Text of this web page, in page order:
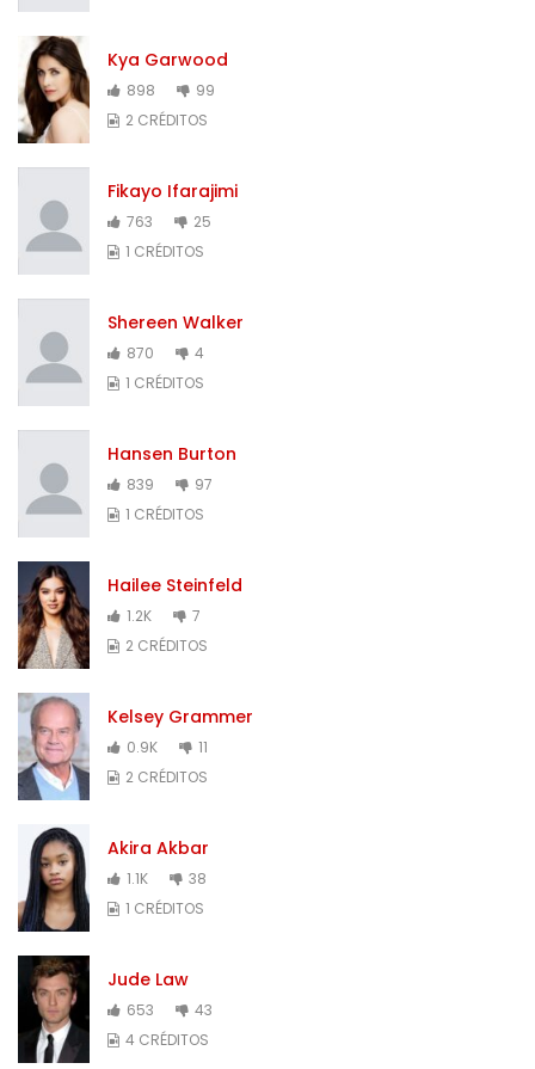
Kya Garwood
898
99
2 CRÉDITOS
Fikayo Ifarajimi
763
25
1 CRÉDITOS
Shereen Walker
870
4
1 CRÉDITOS
Hansen Burton
839
97
1 CRÉDITOS
Hailee Steinfeld
1.2K
7
2 CRÉDITOS
Kelsey Grammer
0.9K
11
2 CRÉDITOS
Akira Akbar
1.1K
38
1 CRÉDITOS
Jude Law
653
43
4 CRÉDITOS